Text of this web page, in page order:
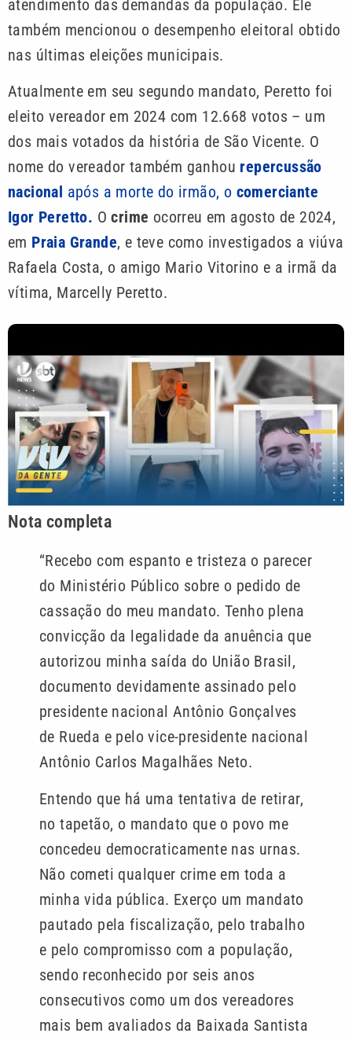
atendimento das demandas da população. Ele
também mencionou o desempenho eleitoral obtido
nas últimas eleições municipais.
Atualmente em seu segundo mandato, Peretto foi
eleito vereador em 2024 com 12.668 votos – um
dos mais votados da história de São Vicente. O
nome do vereador também ganhou repercussão
nacional após a morte do irmão, o comerciante
Igor Peretto. Ocrime ocorreu em agosto de 2024,
em Praia Grande, e teve como investigados a viúva
Rafaela Costa, o amigo Mario Vitorino e a irmã da
vítima, Marcelly Peretto.
Nota completa
“Recebo com espanto e tristeza o parecer
do Ministério Público sobre o pedido de
cassação do meu mandato. Tenho plena
convicção da legalidade da anuência que
autorizou minha saída do União Brasil,
documento devidamente assinado pelo
presidente nacional Antônio Gonçalves
de Rueda e pelo vice-presidente nacional
Antônio Carlos Magalhães Neto.
Entendo que há uma tentativa de retirar,
no tapetão, o mandato que o povo me
concedeu democraticamente nas urnas.
Não cometi qualquer crime em toda a
minha vida pública. Exerço um mandato
pautado pela fiscalização, pelo trabalho
e pelo compromisso com a população,
sendo reconhecido por seis anos
consecutivos como um dos vereadores
mais bem avaliados da Baixada Santista